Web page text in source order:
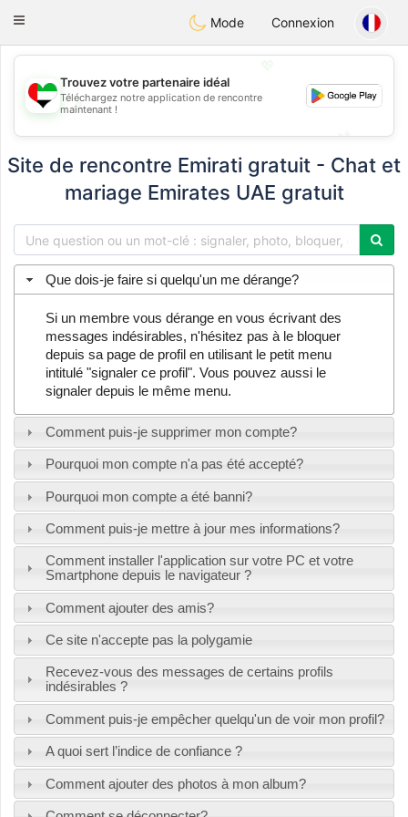
EmiratesChat
Toggle
Mode Connexion
💖
💕
Trouvez votre partenaire idéal
Téléchargez notre application de rencontre
maintenant !
Site de rencontre Emirati gratuit - Chat et
mariage Emirates UAE gratuit
Que dois-je faire si quelqu'un me dérange?
Si un membre vous dérange en vous écrivant des
messages indésirables, n'hésitez pas à le bloquer
depuis sa page de profil en utilisant le petit menu
intitulé "signaler ce profil". Vous pouvez aussi le
signaler depuis le même menu.
Comment puis-je supprimer mon compte?
Pourquoi mon compte n'a pas été accepté?
Pourquoi mon compte a été banni?
Comment puis-je mettre à jour mes informations?
Comment installer l'application sur votre PC et votre
Smartphone depuis le navigateur ?
Comment ajouter des amis?
Ce site n'accepte pas la polygamie
Recevez-vous des messages de certains profils
indésirables ?
Comment puis-je empêcher quelqu'un de voir mon profil?
A quoi sert l’indice de confiance ?
Comment ajouter des photos à mon album?